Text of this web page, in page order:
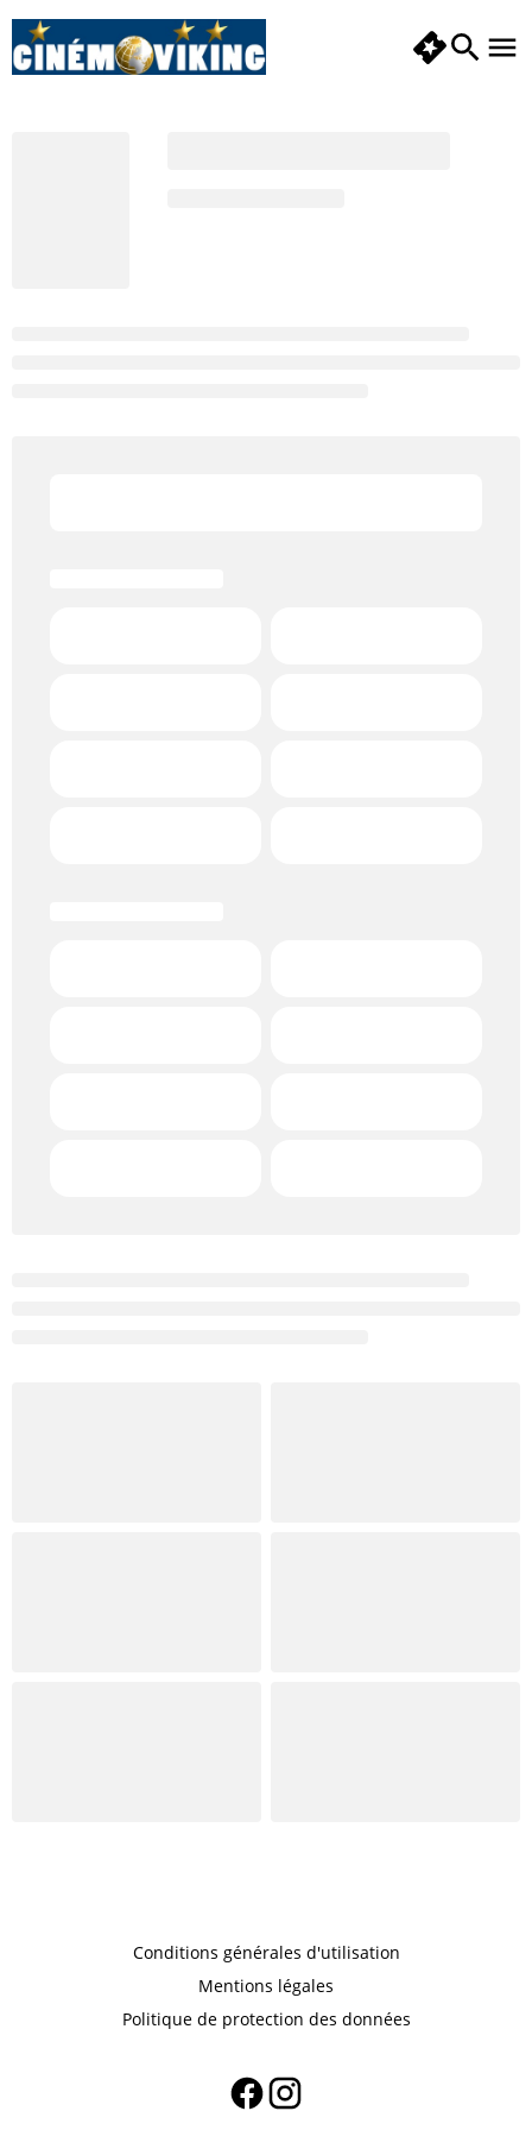
Conditions générales d'utilisation
Mentions légales
Politique de protection des données